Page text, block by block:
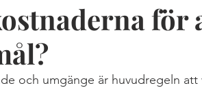
för
och umgänge är huvudregeln att